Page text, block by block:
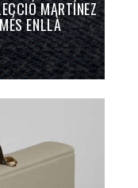
MARTÍNEZ
ENLLÀ